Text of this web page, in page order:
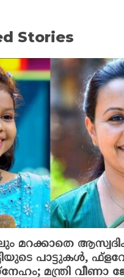
Stories
മറക്കാതെ
പാട്ടുകൾ,
മന്ത്രി